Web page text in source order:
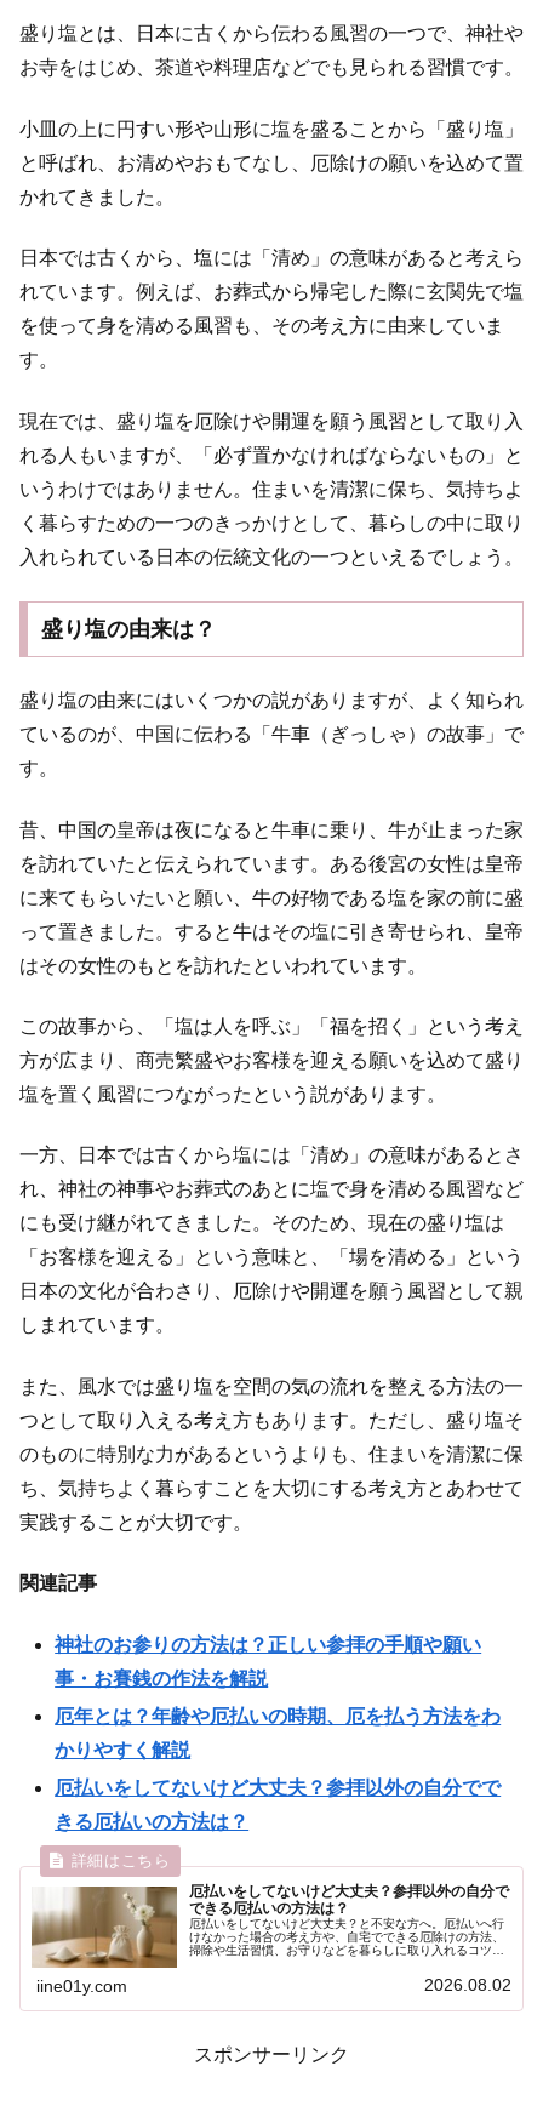
盛り塩とは、日本に古くから伝わる風習の一つで、神社や
お寺をはじめ、茶道や料理店などでも見られる習慣です。
小皿の上に円すい形や山形に塩を盛ることから「盛り塩」
と呼ばれ、お清めやおもてなし、厄除けの願いを込めて置
かれてきました。
日本では古くから、塩には「清め」の意味があると考えら
れています。例えば、お葬式から帰宅した際に玄関先で塩
を使って身を清める風習も、その考え方に由来していま
す。
現在では、盛り塩を厄除けや開運を願う風習として取り入
れる人もいますが、「必ず置かなければならないもの」と
いうわけではありません。住まいを清潔に保ち、気持ちよ
く暮らすための一つのきっかけとして、暮らしの中に取り
入れられている日本の伝統文化の一つといえるでしょう。
盛り塩の由来は？
盛り塩の由来にはいくつかの説がありますが、よく知られ
ているのが、中国に伝わる「牛車（ぎっしゃ）の故事」で
す。
昔、中国の皇帝は夜になると牛車に乗り、牛が止まった家
を訪れていたと伝えられています。ある後宮の女性は皇帝
に来てもらいたいと願い、牛の好物である塩を家の前に盛
って置きました。すると牛はその塩に引き寄せられ、皇帝
はその女性のもとを訪れたといわれています。
この故事から、「塩は人を呼ぶ」「福を招く」という考え
方が広まり、商売繁盛やお客様を迎える願いを込めて盛り
塩を置く風習につながったという説があります。
一方、日本では古くから塩には「清め」の意味があるとさ
れ、神社の神事やお葬式のあとに塩で身を清める風習など
にも受け継がれてきました。そのため、現在の盛り塩は
「お客様を迎える」という意味と、「場を清める」という
日本の文化が合わさり、厄除けや開運を願う風習として親
しまれています。
また、風水では盛り塩を空間の気の流れを整える方法の一
つとして取り入える考え方もあります。ただし、盛り塩そ
のものに特別な力があるというよりも、住まいを清潔に保
ち、気持ちよく暮らすことを大切にする考え方とあわせて
実践することが大切です。
関連記事
神社のお参りの方法は？正しい参拝の手順や願い
事・お賽銭の作法を解説
厄年とは？年齢や厄払いの時期、厄を払う方法をわ
かりやすく解説
厄払いをしてないけど大丈夫？参拝以外の自分でで
きる厄払いの方法は？
厄払いをしてないけど大丈夫？参拝以外の自分で
できる厄払いの方法は？
厄払いをしてないけど大丈夫？と不安な方へ。厄払いへ行
けなかった場合の考え方や、自宅でできる厄除けの方法、
掃除や生活習慣、お守りなどを暮らしに取り入れるコツを
iine01y.com 2026.08.02
スポンサーリンク